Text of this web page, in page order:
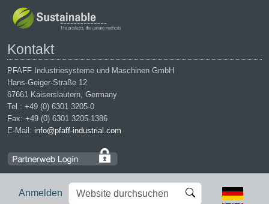
Anmelden
Website
Erweiterte
Kontakt
PFAFF Industriesysteme und Maschinen GmbH
Hans-Geiger-Straße 12
67661 Kaiserslautern, Germany
Tel.: +49 (0) 6301 3205-0
Fax: +49 (0) 6301 3205-1386
E-Mail: info@pfaff-industrial.com